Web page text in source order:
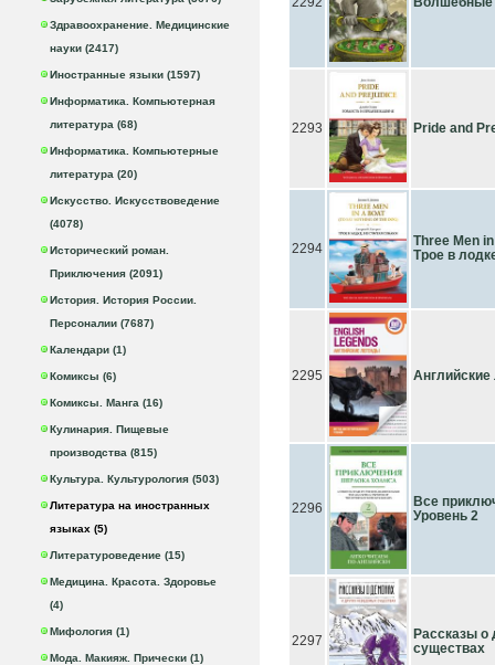
Здравоохранение. Медицинские
науки (2417)
Иностранные языки (1597)
Информатика. Компьютерная
литература (68)
Информатика. Компьютерные
литература (20)
Искусство. Искусствоведение
(4078)
Исторический роман.
Приключения (2091)
История. История России.
Персоналии (7687)
Календари (1)
Комиксы (6)
Комиксы. Манга (16)
Кулинария. Пищевые
производства (815)
Культура. Культурология (503)
Литература на иностранных
языках (5)
Литературоведение (15)
Медицина. Красота. Здоровье
(4)
Мифология (1)
Мода. Макияж. Прически (1)
2293 Pride and
2294
Three Men
Трое в
2295
2296
Все
Уровень 2
2297
Рассказы о
существах